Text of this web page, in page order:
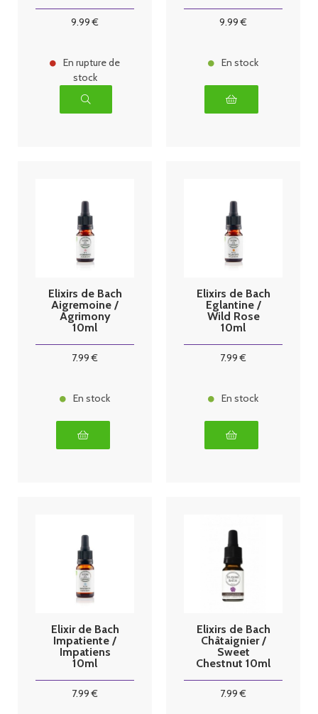
9.99 €
En rupture de
stock
9.99 €
En stock
Elixirs de Bach
Aigremoine /
Agrimony
10ml
7.99 €
En stock
Elixirs de Bach
Eglantine /
Wild Rose
10ml
7.99 €
En stock
Elixir de Bach
Impatiente /
Impatiens
10ml
7.99 €
Elixirs de Bach
Châtaignier /
Sweet
Chestnut 10ml
7.99 €